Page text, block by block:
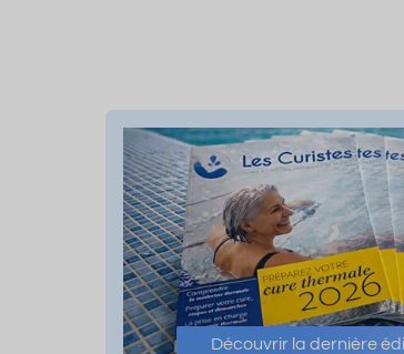
Découvrir la dernière